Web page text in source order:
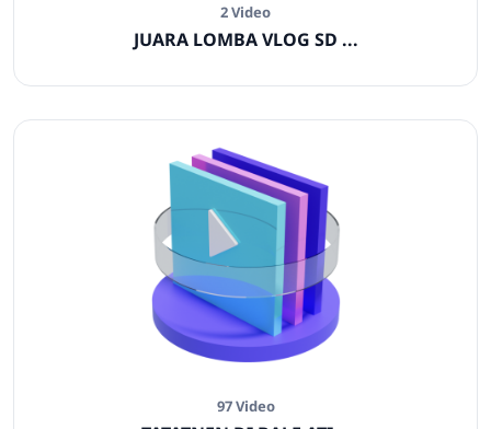
2 Video
JUARA LOMBA VLOG SD ...
97 Video